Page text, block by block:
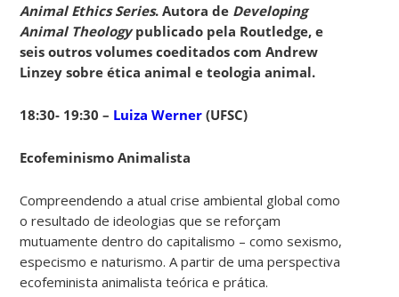
Animal Ethics Series. Autora de Developing
Animal Theologypublicado pela Routledge, e
seis outros volumes coeditados com Andrew
Linzey sobre ética animal e teologia animal.
18:30- 19:30 – Luiza Werner (UFSC)
Ecofeminismo Animalista
Compreendendo a atual crise ambiental global como
o resultado de ideologias que se reforçam
mutuamente dentro do capitalismo – como sexismo,
especismo e naturismo. A partir de uma perspectiva
ecofeminista animalista teórica e prática.